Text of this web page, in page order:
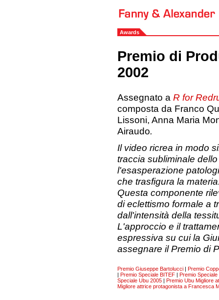
Awards
Premio di
2002
Assegnato a R for
composta da Franco
Lissoni, Anna Maria
Airaudo.
Il video ricrea in modo
traccia subliminale
l'esasperazione
che trasfigura la
Questa componente
di eclettismo formale a
dall'intensità della
L'approccio e il
espressiva su cui la
assegnare il Premio di
Premio Giuseppe Bartolucci | Premio
| Premio Speciale BITEF | Premio
Speciale Ubu 2005 | Premio Ubu Migliore
Migliore attrice protagonista a Francesca